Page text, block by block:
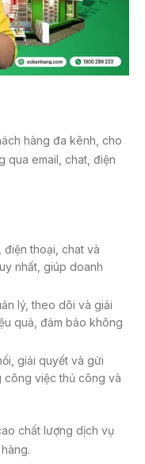
hàng đa kênh, cho
qua email, chat, điện
điện thoại, chat và
nhất, giúp doanh
lý, theo dõi và giải
quả, đảm bảo không
giải quyết và gửi
công việc thủ công và
chất lượng dịch vụ